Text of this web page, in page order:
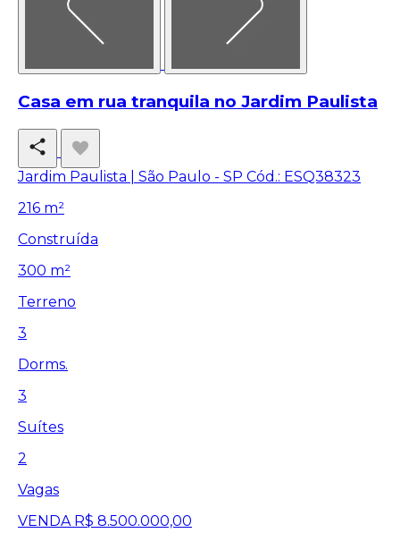
Casa em rua tranquila no Jardim Paulista
Jardim Paulista | São Paulo - SP Cód.: ESQ38323
216 m²
Construída
300 m²
Terreno
3
Dorms.
3
Suítes
2
Vagas
VENDA R$ 8.500.000,00